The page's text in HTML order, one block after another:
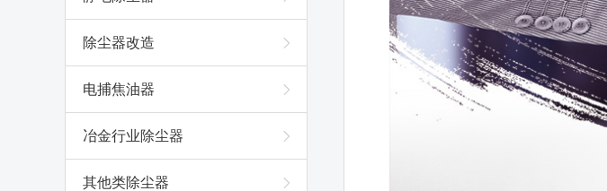
除尘器改造
电捕焦油器
冶金行业除尘器
其他类除尘器